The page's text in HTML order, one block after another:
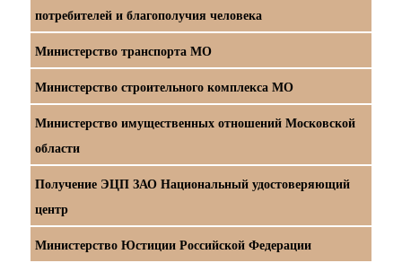
потребителей и благополучия человека
Министерство транспорта МО
Министерство строительного комплекса МО
Министерство имущественных отношений Московской
области
Получение ЭЦП ЗАО Национальный удостоверяющий
центр
Министерство Юстиции Российской Федерации